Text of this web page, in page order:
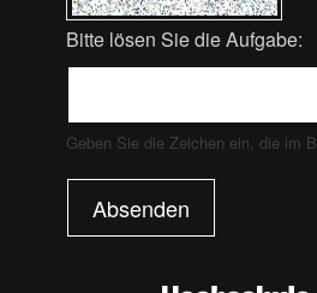
Bitte lösen Sie die Aufgabe:
Geben Sie die Zeichen ein, die im
Absenden